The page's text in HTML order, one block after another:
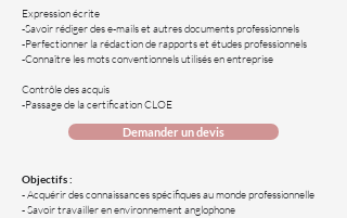
Expression écrite
-Savoir rédiger des e-mails et autres documents professionnels
-Perfectionner la rédaction de rapports et études professionnels
-Connaître les mots conventionnels utilisés en entreprise
Contrôle des acquis
-Passage de la certification CLOE
Demander un devis
Objectifs :
- Acquérir des connaissances spécifiques au monde professionnelle
- Savoir travailler en environnement anglophone